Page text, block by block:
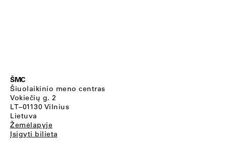
ŠMC
Šiuolaikinio meno centras
Vokiečių g. 2
LT–01130 Vilnius
Lietuva
Žemėlapyje
Įsigyti bilietą